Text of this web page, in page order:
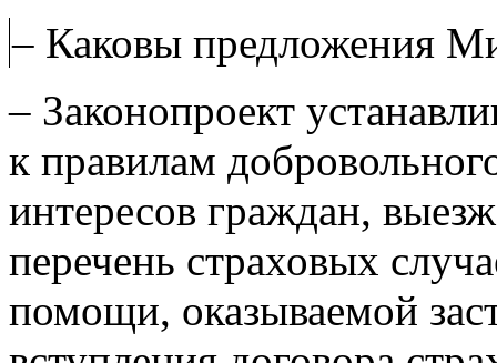
– Каковы предложения
– Законопроект
к правилам
интересов граждан,
перечень страховых
помощи, оказываемой